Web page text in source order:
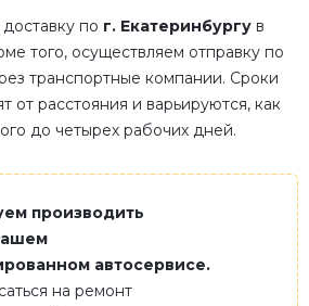
по г. Екатеринбургу в
того, осуществляем отправку по
транспортные компании. Сроки
от расстояния и варьируются, как
до четырех рабочих дней.
производить
автосервисе.
на ремонт